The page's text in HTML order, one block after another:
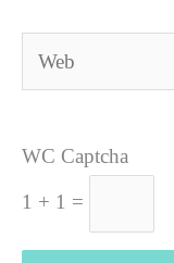
Web
WC Captcha
1 + 1 =